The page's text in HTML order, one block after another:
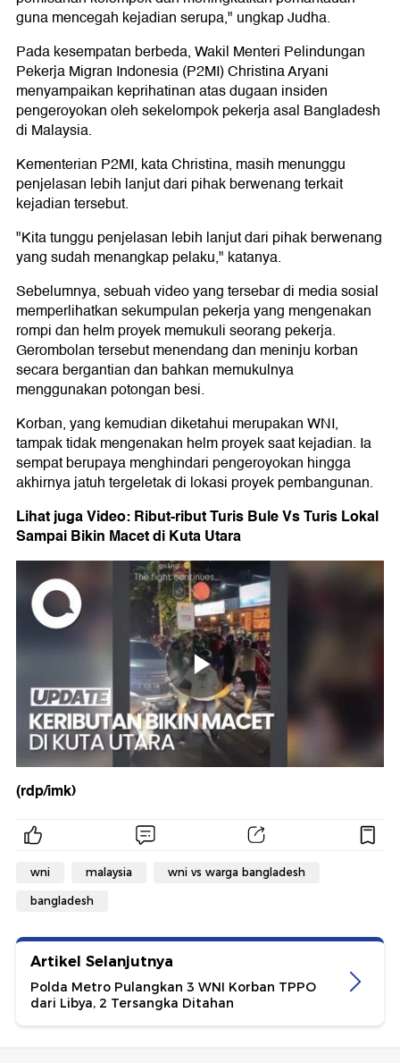
guna mencegah kejadian serupa," ungkap Judha.
Pada kesempatan berbeda, Wakil Menteri Pelindungan
Pekerja Migran Indonesia (P2MI) Christina Aryani
menyampaikan keprihatinan atas dugaan insiden
pengeroyokan oleh sekelompok pekerja asal Bangladesh
di Malaysia.
Kementerian P2MI, kata Christina, masih menunggu
penjelasan lebih lanjut dari pihak berwenang terkait
kejadian tersebut.
"Kita tunggu penjelasan lebih lanjut dari pihak berwenang
yang sudah menangkap pelaku," katanya.
Sebelumnya, sebuah video yang tersebar di media sosial
memperlihatkan sekumpulan pekerja yang mengenakan
rompi dan helm proyek memukuli seorang pekerja.
Gerombolan tersebut menendang dan meninju korban
secara bergantian dan bahkan memukulnya
menggunakan potongan besi.
Korban, yang kemudian diketahui merupakan WNI,
tampak tidak mengenakan helm proyek saat kejadian. Ia
sempat berupaya menghindari pengeroyokan hingga
akhirnya jatuh tergeletak di lokasi proyek pembangunan.
Lihat juga Video: Ribut-ribut Turis Bule Vs Turis Lokal
Sampai Bikin Macet di Kuta Utara
(rdp/imk)
wni malaysia wni vs warga bangladesh
bangladesh
Artikel Selanjutnya
Polda Metro Pulangkan 3 WNI Korban TPPO
dari Libya, 2 Tersangka Ditahan